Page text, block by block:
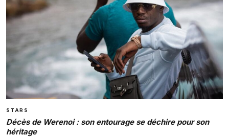
STARS
Décès de Werenoi : son entourage se déchire pour son
héritage